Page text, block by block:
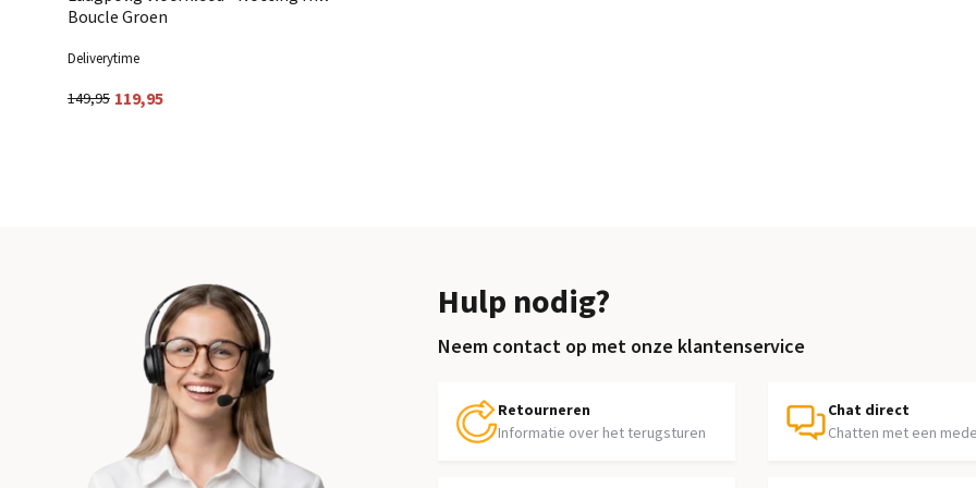
Boucle Groen
Deliverytime
149,95 119,95
Hulp nodig?
Neem contact op met onze klantenservice
Retourneren
Informatie over het terugsturen
Chat direct
Chatten met een